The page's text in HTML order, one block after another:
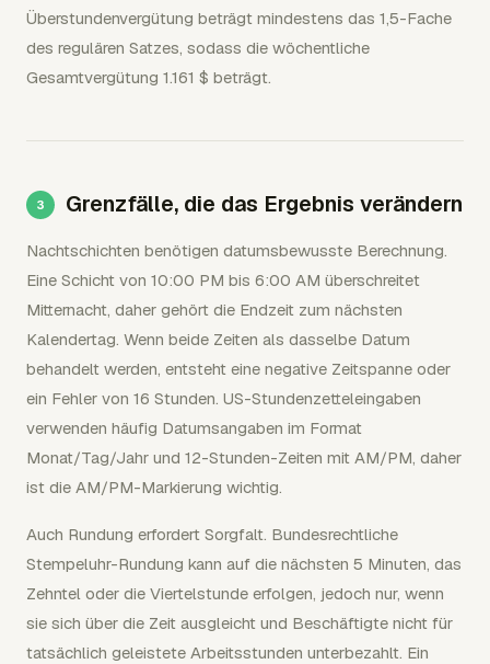
Überstundenvergütung beträgt mindestens das 1,5-Fache
des regulären Satzes, sodass die wöchentliche
Gesamtvergütung 1.161 $ beträgt.
Grenzfälle, die das Ergebnis verändern
Nachtschichten benötigen datumsbewusste Berechnung.
Eine Schicht von 10:00 PM bis 6:00 AM überschreitet
Mitternacht, daher gehört die Endzeit zum nächsten
Kalendertag. Wenn beide Zeiten als dasselbe Datum
behandelt werden, entsteht eine negative Zeitspanne oder
ein Fehler von 16 Stunden. US-Stundenzetteleingaben
verwenden häufig Datumsangaben im Format
Monat/Tag/Jahr und 12-Stunden-Zeiten mit AM/PM, daher
ist die AM/PM-Markierung wichtig.
Auch Rundung erfordert Sorgfalt. Bundesrechtliche
Stempeluhr-Rundung kann auf die nächsten 5 Minuten, das
Zehntel oder die Viertelstunde erfolgen, jedoch nur, wenn
sie sich über die Zeit ausgleicht und Beschäftigte nicht für
tatsächlich geleistete Arbeitsstunden unterbezahlt. Ein